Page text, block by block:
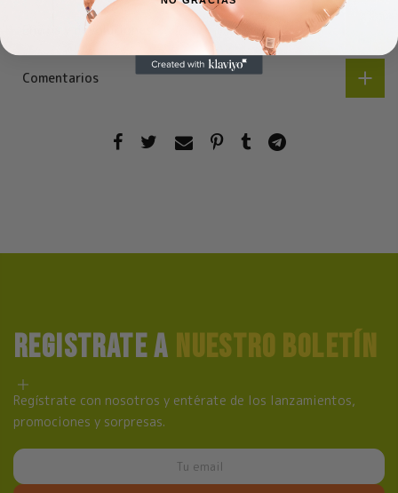
Envíos y devoluciones
Comentarios
REGISTRATE A NUESTRO BOLETÍN
Regístrate con nosotros y entérate de los lanzamientos,
promociones y sorpresas.